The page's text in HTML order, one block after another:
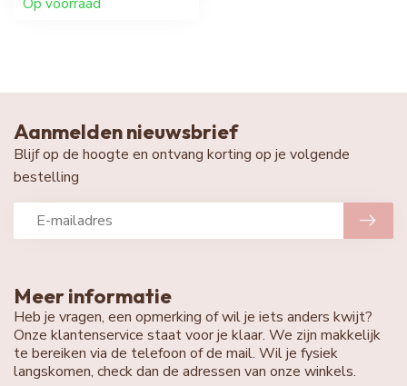
Meer informatie
Heb je vragen, een opmerking of wil je iets anders kwijt?
Onze klantenservice staat voor je klaar. We zijn makkelijk
te bereiken via de telefoon of de mail. Wil je fysiek
langskomen, check dan de adressen van onze winkels.
Aanmelden nieuwsbrief
Blijf op de hoogte en ontvang korting op je volgende
bestelling